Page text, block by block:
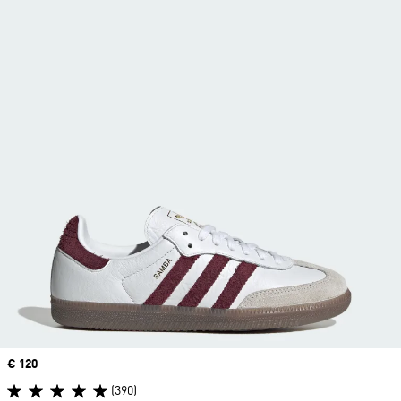
Price
€ 120
(390)